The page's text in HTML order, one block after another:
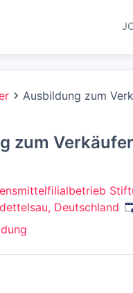
Ausbildung zum
zum
Deutschland